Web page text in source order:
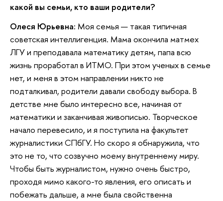
какой вы семьи, кто ваши родители?
Олеся Юрьевна: Моя семья — такая типичная
советская интеллигенция. Мама окончила матмех
ЛГУ и преподавала математику детям, папа всю
жизнь проработал в ИТМО. При этом ученых в семье
нет, и меня в этом направлении никто не
подталкивал, родители давали свободу выбора. В
детстве мне было интересно все, начиная от
математики и заканчивая живописью. Творческое
начало перевесило, и я поступила на факультет
журналистики СПбГУ. Но скоро я обнаружила, что
это не то, что созвучно моему внутреннему миру.
Чтобы быть журналистом, нужно очень быстро,
проходя мимо какого-то явления, его описать и
побежать дальше, а мне была свойственна